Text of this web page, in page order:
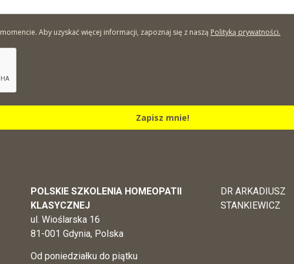
Aby uzyskać więcej informacji, zapoznaj się z naszą Polityką prywatności.
Zapisz mnie!
POLSKIE SZKOLENIA HOMEOPATII
KLASYCZNEJ
ul. Wioślarska 16
81-001 Gdynia, Polska
Od poniedziałku do piątku
DR ARKADIUSZ
STANKIEWICZ